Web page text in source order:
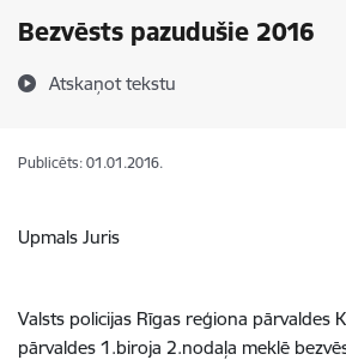
Bezvēsts pazudušie 2016
Atskaņot tekstu
Publicēts: 01.01.2016.
Upmals Juris
Valsts policijas Rīgas reģiona pārvaldes
pārvaldes 1.biroja 2.nodaļa meklē